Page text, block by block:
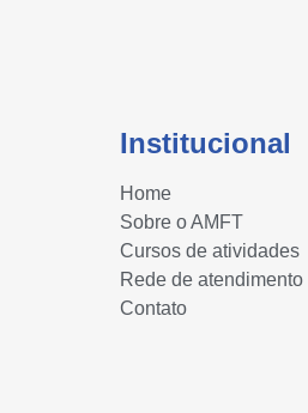
Institucional
Home
Sobre o AMFT
Cursos de atividades
Rede de atendimento
Contato